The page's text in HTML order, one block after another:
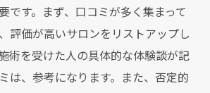
で理想のまつエクを手に入れる
です。まず、口コミが多く集まって
評価が高いサロンをリストアップし
術を受けた人の具体的な体験談が記
は、参考になります。また、否定的